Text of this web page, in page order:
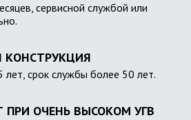
сервисной службой или
КОНСТРУКЦИЯ
лет, срок службы более 50 лет.
ОЧЕНЬ ВЫСОКОМ УГВ